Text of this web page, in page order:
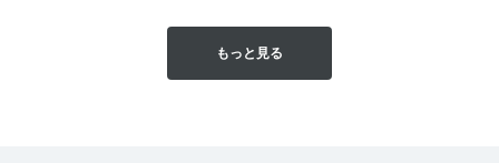
もっと見る